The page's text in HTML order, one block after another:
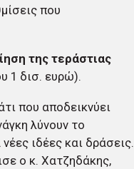
που
της τεράστιας
1 δισ. ευρώ).
που αποδεικνύει
λύνουν το
ιδέες και δράσεις.
ο κ. Χατζηδάκης,